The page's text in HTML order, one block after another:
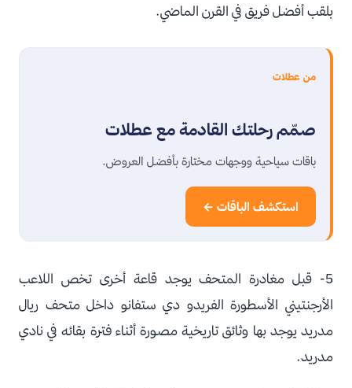
بلقب أفضل فريق في القرن الماضي.
من عطلات
صمّم رحلتك القادمة مع عطلات
باقات سياحية ووجهات مختارة بأفضل العروض.
استكشف الباقات ←
5- قبل مغادرة المتحف يوجد قاعة أخرى تخص اللاعب
الأرجنتيني الأسطورة الفريدو دي ستفانو داخل متحف ريال
مدريد يوجد بها وثائق تاريخية مصورة أثناء فترة بقائه في نادي
مدريد.